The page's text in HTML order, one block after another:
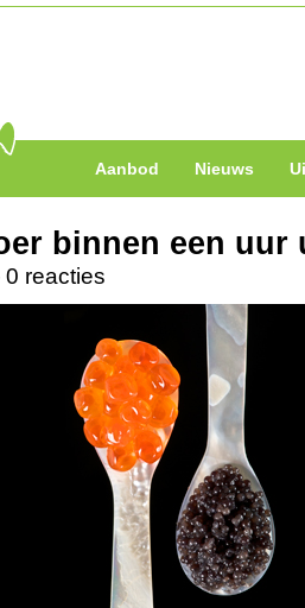
Aanbod Nieuws
binnen een uur
0 reacties